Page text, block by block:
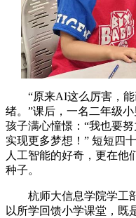
“原来AI这么厉害，
绪。”课后，一名二年级
孩子满心憧憬：“我也要
实现更多梦想！” 短短四
人工智能的好奇，更在他
种子。
杭师大信息学院学工
以所学回馈小学课堂，既